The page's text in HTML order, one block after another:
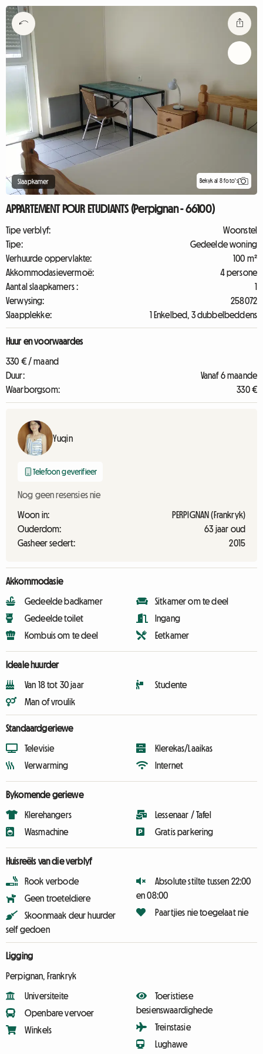
Slaapkamer Bekyk al 8 foto's
APPARTEMENT POUR ETUDIANTS (Perpignan - 66100)
Tipe verblyf:
Woonstel
Tipe:
Gedeelde woning
Verhuurde oppervlakte:
100 m²
Akkommodasievermoë:
4 persone
Aantal slaapkamers :
1
Verwysing:
258072
Slaapplekke:
1 Enkelbed, 3 dubbelbeddens
Huur en voorwaardes
330 € / maand
Duur:
Vanaf 6 maande
Waarborgsom:
330 €
Yuqin
Telefoon geverifieer
Nog geen resensies nie
Woon in:
PERPIGNAN (Frankryk)
Ouderdom:
63 jaar oud
Gasheer sedert:
2015
Akkommodasie
Gedeelde badkamer
Gedeelde toilet
Kombuis om te deel
Sitkamer om te deel
Ingang
Eetkamer
Ideale huurder
Van 18 tot 30 jaar
Man of vroulik
Studente
Standaardgeriewe
Televisie
Verwarming
Klerekas/Laaikas
Internet
Bykomende geriewe
Klerehangers
Wasmachine
Lessenaar / Tafel
Gratis parkering
Huisreëls van die verblyf
Rook verbode
Geen troeteldiere
Skoonmaak deur huurder
self gedoen
Absolute stilte tussen 22:00
en 08:00
Paartjies nie toegelaat nie
Ligging
Perpignan, Frankryk
Universiteite
Openbare vervoer
Winkels
Toeristiese
besienswaardighede
Treinstasie
Lughawe